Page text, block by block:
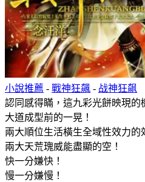
小說推薦 - 戰神狂飆 - 战神狂飙
認同感得瞞，這九彩光餅映現的
大道成型前的一晃！
兩大順位生活橫生全域性效力的
兩大天荒瑰威能盡顯的空！
快一分嫌快！
慢一分嫌慢！